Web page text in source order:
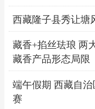
西藏隆子县秀让塘
藏香+掐丝珐琅 两
藏香产品形态局限
端午假期 西藏自治
赛